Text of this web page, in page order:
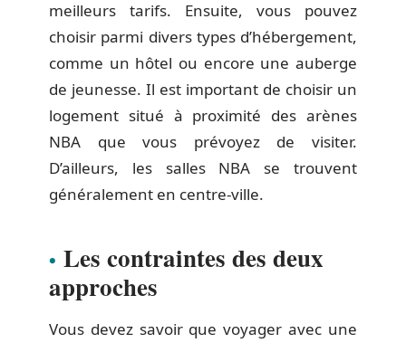
meilleurs tarifs. Ensuite, vous pouvez
choisir parmi divers types d’hébergement,
comme un hôtel ou encore une auberge
de jeunesse. Il est important de choisir un
logement situé à proximité des arènes
NBA que vous prévoyez de visiter.
D’ailleurs, les salles NBA se trouvent
généralement en centre-ville.
Les contraintes des deux
approches
Vous devez savoir que voyager avec une